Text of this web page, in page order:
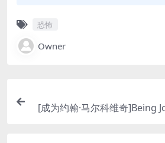
恐怖
Owner
[成为约翰·马尔科维奇]Being